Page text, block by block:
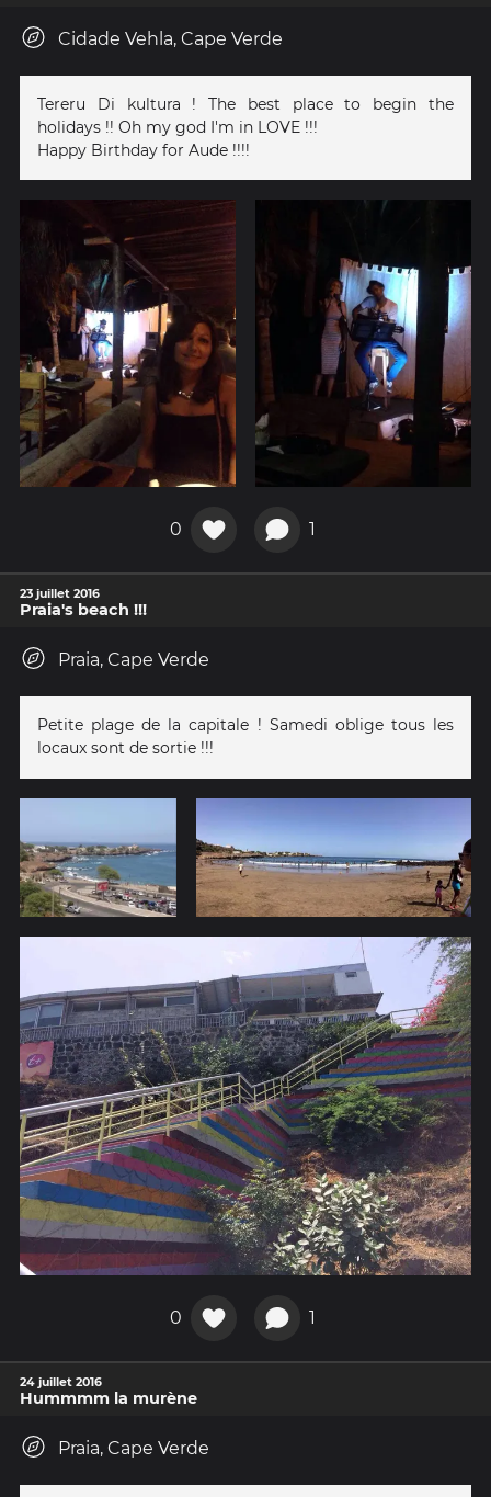
Cidade Vehla, Cape Verde
Tereru Di kultura ! The best place to begin the
holidays !! Oh my god I'm in LOVE !!!
Happy Birthday for Aude !!!!
0 1
23 juillet 2016
Praia's beach !!!
Praia, Cape Verde
Petite plage de la capitale ! Samedi oblige tous les
locaux sont de sortie !!!
0 1
24 juillet 2016
Hummmm la murène
Praia, Cape Verde